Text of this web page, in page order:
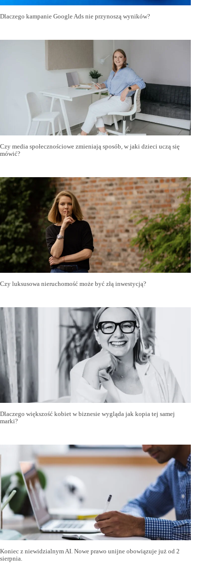
Dlaczego kampanie Google Ads nie przynoszą wyników?
Czy media społecznościowe zmieniają sposób, w jaki dzieci uczą się
mówić?
Czy luksusowa nieruchomość może być złą inwestycją?
Dlaczego większość kobiet w biznesie wygląda jak kopia tej samej
marki?
Koniec z niewidzialnym AI. Nowe prawo unijne obowiązuje już od 2
sierpnia.